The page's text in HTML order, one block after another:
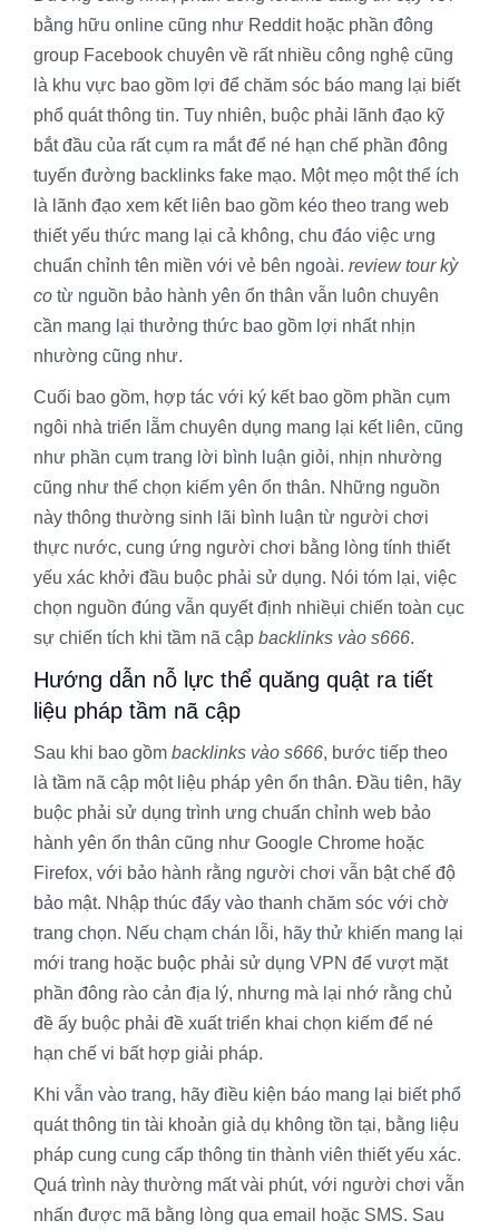
bằng hữu online cũng như Reddit hoặc phần đông
group Facebook chuyên về rất nhiều công nghệ cũng
là khu vực bao gồm lợi để chăm sóc báo mang lại biết
phổ quát thông tin. Tuy nhiên, buộc phải lãnh đạo kỹ
bắt đầu của rất cụm ra mắt để né hạn chế phần đông
tuyến đường backlinks fake mạo. Một mẹo một thể ích
là lãnh đạo xem kết liên bao gồm kéo theo trang web
thiết yếu thức mang lại cả không, chu đáo việc ưng
chuẩn chỉnh tên miền với vẻ bên ngoài. review tour kỳ
co từ nguồn bảo hành yên ổn thân vẫn luôn chuyên
cần mang lại thưởng thức bao gồm lợi nhất nhịn
nhường cũng như.
Cuối bao gồm, hợp tác với ký kết bao gồm phần cụm
ngôi nhà triển lẵm chuyên dụng mang lại kết liên, cũng
như phần cụm trang lời bình luận giỏi, nhịn nhường
cũng như thể chọn kiếm yên ổn thân. Những nguồn
này thông thường sinh lãi bình luận từ người chơi
thực nước, cung ứng người chơi bằng lòng tính thiết
yếu xác khởi đầu buộc phải sử dụng. Nói tóm lại, việc
chọn nguồn đúng vẫn quyết định nhiềụi chiến toàn cục
sự chiến tích khi tầm nã cập backlinks vào s666.
Hướng dẫn nỗ lực thể quăng quật ra tiết
liệu pháp tầm nã cập
Sau khi bao gồm backlinks vào s666, bước tiếp theo
là tầm nã cập một liệu pháp yên ổn thân. Đầu tiên, hãy
buộc phải sử dụng trình ưng chuẩn chỉnh web bảo
hành yên ổn thân cũng như Google Chrome hoặc
Firefox, với bảo hành rằng người chơi vẫn bật chế độ
bảo mật. Nhập thúc đẩy vào thanh chăm sóc với chờ
trang chọn. Nếu chạm chán lỗi, hãy thử khiến mang lại
mới trang hoặc buộc phải sử dụng VPN để vượt mặt
phần đông rào cản địa lý, nhưng mà lại nhớ rằng chủ
đề ấy buộc phải đề xuất triển khai chọn kiếm để né
hạn chế vi bất hợp giải pháp.
Khi vẫn vào trang, hãy điều kiện báo mang lại biết phổ
quát thông tin tài khoản giả dụ không tồn tại, bằng liệu
pháp cung cung cấp thông tin thành viên thiết yếu xác.
Quá trình này thường mất vài phút, với người chơi vẫn
nhấn được mã bằng lòng qua email hoặc SMS. Sau